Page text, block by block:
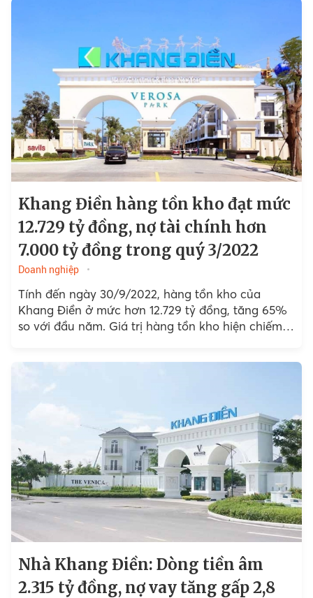
Khang Điền hàng tồn kho đạt mức
12.729 tỷ đồng, nợ tài chính hơn
7.000 tỷ đồng trong quý 3/2022
Doanh nghiệp
Tính đến ngày 30/9/2022, hàng tồn kho của
Khang Điền ở mức hơn 12.729 tỷ đồng, tăng 65%
so với đầu năm. Giá trị hàng tồn kho hiện chiếm
Nhà Khang Điền: Dòng tiền âm
2.315 tỷ đồng, nợ vay tăng gấp 2,8